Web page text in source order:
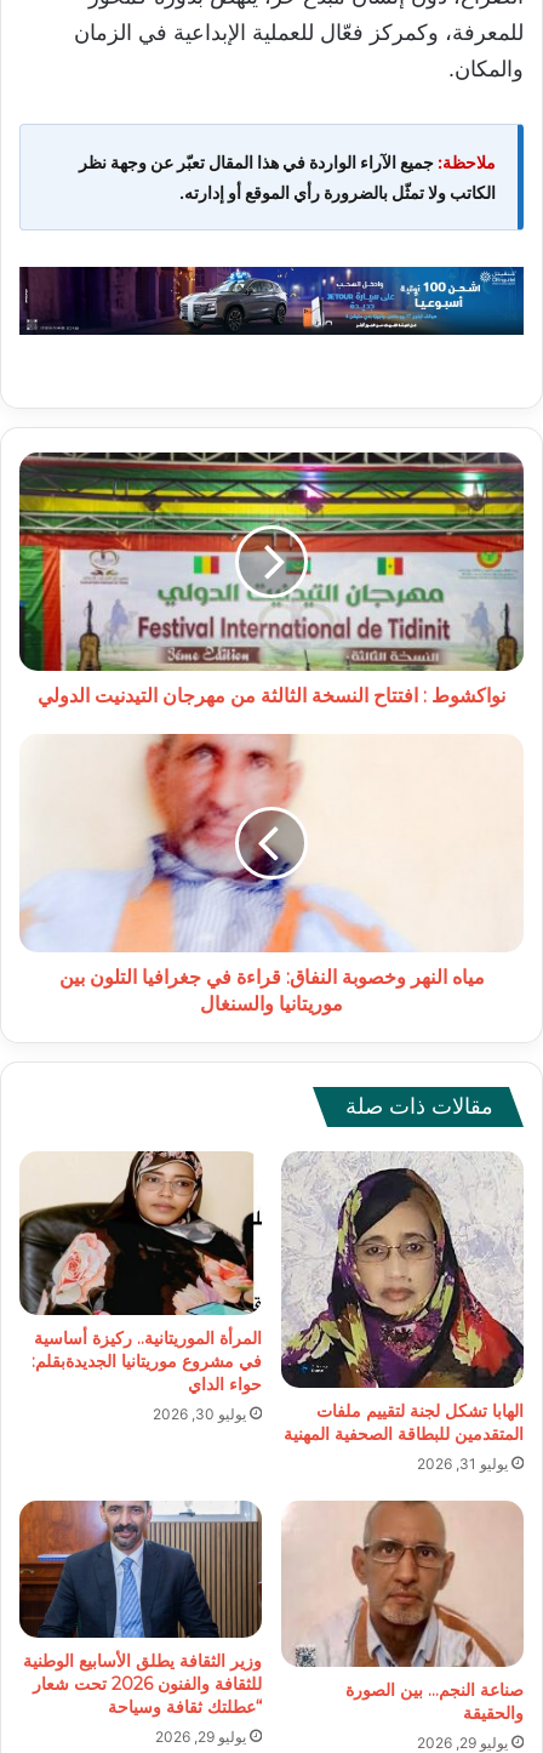
للمعرفة، وكمركز فعّال للعملية الإبداعية في الزمان
والمكان.
ملاحظة: جميع الآراء الواردة في هذا المقال تعبّر عن وجهة نظر
الكاتب ولا تمثّل بالضرورة رأي الموقع أو إدارته.
نواكشوط
:
افتتاح
النسخة
الثالثة
مهرجان
التيدنيت
الدولي
نواكشوط : افتتاح النسخة الثالثة من مهرجان التيدنيت الدولي
مياه
بين
موريتانيامياه النهر وخصوبة النفاق: قراءة في جغرافيا التلون بين
موريتانيا والسنغال
مقالات ذات صلة
الهابا تشكل لجنة لتقييم ملفات
المتقدمين للبطاقة الصحفية المهنية
يوليو 31, 2026
المرأة الموريتانية.. ركيزة أساسية
في مشروع موريتانيا الجديدةبقلم:
حواء الداي
يوليو 30, 2026
صناعة النجم… بين الصورة
والحقيقة
يوليو 29, 2026
وزير الثقافة يطلق الأسابيع الوطنية
للثقافة والفنون 2026 تحت شعار
“عطلتك ثقافة وسياحة
يوليو 29, 2026